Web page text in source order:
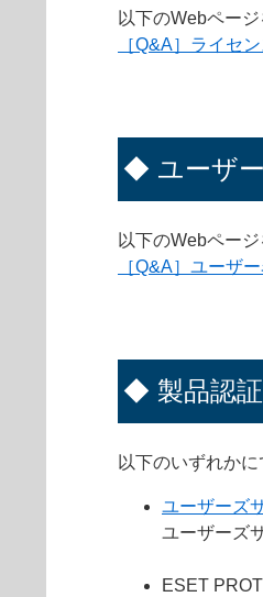
以下のWebペー
［Q&A］ライセ
◆ ユーザ
以下のWebペー
［Q&A］ユーザ
◆ 製品認
以下のいずれかに
ユーザーズ
ユーザーズ
ESET